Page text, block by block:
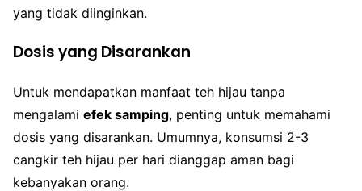
yang tidak diinginkan.
Dosis yang Disarankan
Untuk mendapatkan manfaat teh hijau tanpa
mengalami efek samping, penting untuk memahami
dosis yang disarankan. Umumnya, konsumsi 2-3
cangkir teh hijau per hari dianggap aman bagi
kebanyakan orang.